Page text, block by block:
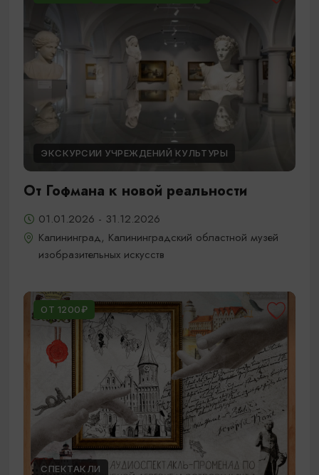
ЭКСКУРСИИ УЧРЕЖДЕНИЙ КУЛЬТУРЫ
От Гофмана к новой реальности
01.01.2026 - 31.12.2026
Калининград, Калининградский областной музей
изобразительных искусств
ОТ 1200₽
СПЕКТАКЛИ